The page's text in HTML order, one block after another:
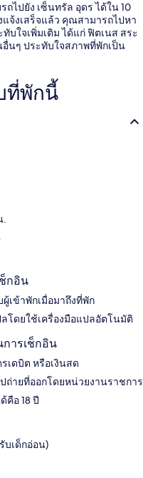
ไปยัง เซ็นทรัล อุดร ได้ใน 10
จ้งเสร็จแล้ว คุณสามารถไปหา
บใจเพิ่มเติม ได้แก่ ฟิตเนส สระ
นๆ ประทับใจสภาพที่พักเป็น
ที่พักนี้
.
กอิน
เข้าพักเมื่อมาถึงที่พัก
โดยใช้เครื่องมือแปลอัตโนมัติ
ารเช็กอิน
เดบิต หรือเงินสด
ถ่ายที่ออกโดยหน่วยงานราชการ
คือ 18 ปี
บเด็กอ่อน)